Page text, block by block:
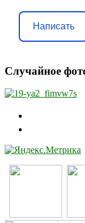
Написать
Случайное